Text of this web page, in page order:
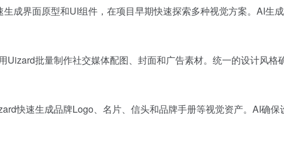
生成界面原型和UI组件，在项目早期快速探索多种视觉方案。AI生
Uizard批量制作社交媒体配图、封面和广告素材。统一的设计风
快速生成品牌Logo、名片、信头和品牌手册等视觉资产。AI确